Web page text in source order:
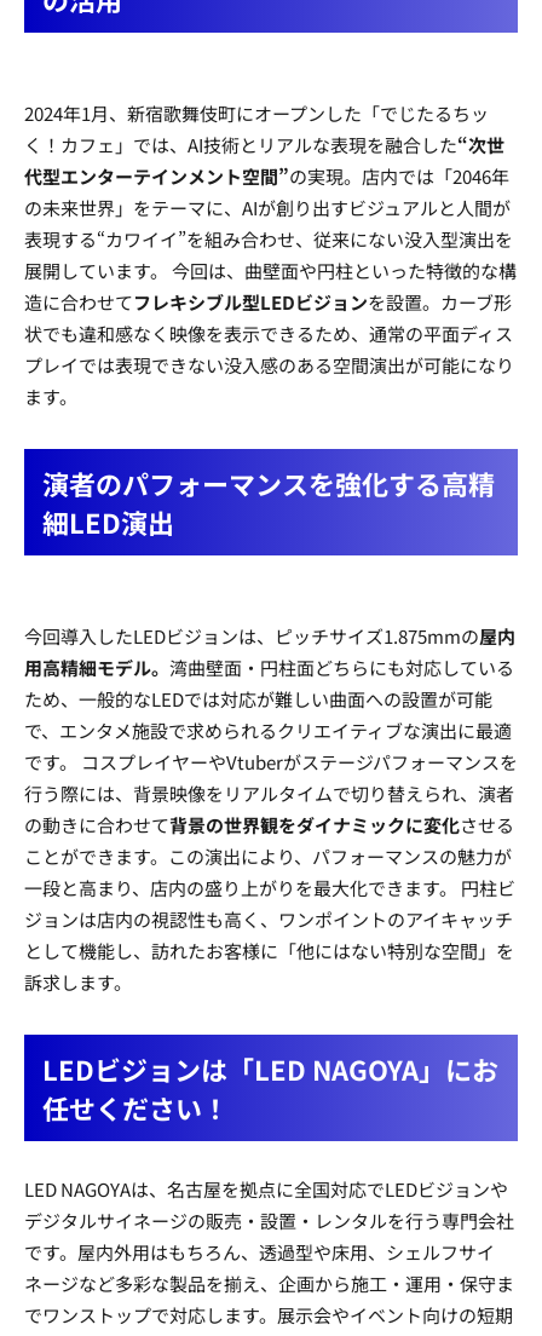
2024年1月、新宿歌舞伎町にオープンした「でじたるちッ
く！カフェ」では、AI技術とリアルな表現を融合した“次世
代型エンターテインメント空間”の実現。店内では「2046年
の未来世界」をテーマに、AIが創り出すビジュアルと人間が
表現する“カワイイ”を組み合わせ、従来にない没入型演出を
展開しています。 今回は、曲壁面や円柱といった特徴的な構
造に合わせてフレキシブル型LEDビジョンを設置。カーブ形
状でも違和感なく映像を表示できるため、通常の平面ディス
プレイでは表現できない没入感のある空間演出が可能になり
ます。
演者のパフォーマンスを強化する高精
細LED演出
今回導入したLEDビジョンは、ピッチサイズ1.875mmの屋内
用高精細モデル。 湾曲壁面・円柱面どちらにも対応している
ため、一般的なLEDでは対応が難しい曲面への設置が可能
で、エンタメ施設で求められるクリエイティブな演出に最適
です。 コスプレイヤーやVtuberがステージパフォーマンスを
行う際には、背景映像をリアルタイムで切り替えられ、演者
の動きに合わせて背景の世界観をダイナミックに変化させる
ことができます。この演出により、パフォーマンスの魅力が
一段と高まり、店内の盛り上がりを最大化できます。 円柱ビ
ジョンは店内の視認性も高く、ワンポイントのアイキャッチ
として機能し、訪れたお客様に「他にはない特別な空間」を
訴求します。
LEDビジョンは「LED NAGOYA」にお
任せください！
LED NAGOYAは、名古屋を拠点に全国対応でLEDビジョンや
デジタルサイネージの販売・設置・レンタルを行う専門会社
です。屋内外用はもちろん、透過型や床用、シェルフサイ
ネージなど多彩な製品を揃え、企画から施工・運用・保守ま
でワンストップで対応します。展示会やイベント向けの短期